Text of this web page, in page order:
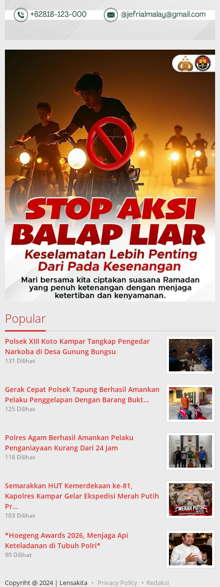
Popular
Polsek XIII Koto Kampar Tangkap Pengedar
Narkoba di Desa Gunung Bungsu
131 Dilihat
Gerak Cepat Polsek Tapung Berhasil Amankan
Pelaku Penggelapan Dengan Barang Bukt…
125 Dilihat
Polres Agam Berhasil Amankan Pelaku
Penganiayaan Kurang Dari 24 Jam
118 Dilihat
Semarakkan HUT Kemerdekaan ke-81,
Kapolres Kampar Gelar Ekspedisi Merah Putih
Pr…
103 Dilihat
*Hoegeng Awards 2026, Menjaga Api
Keteladanan di Tubuh Polri*
90 Dilihat
Copyriht @ 2024 | Lensakita Privacy Policy Redaksi